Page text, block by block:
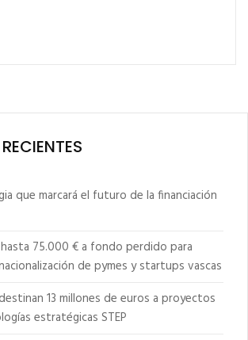
que marcará el futuro de la financiación
75.000 € a fondo perdido para
de pymes y startups vascas
13 millones de euros a proyectos
estratégicas STEP